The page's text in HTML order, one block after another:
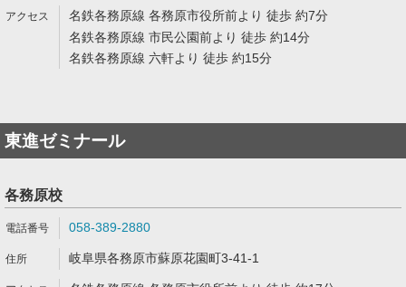
名鉄各務原線 各務原市役所前より 徒歩 約7分
名鉄各務原線 市民公園前より 徒歩 約14分
名鉄各務原線 六軒より 徒歩 約15分
東進ゼミナール
各務原校
058-389-2880
岐阜県各務原市蘇原花園町3-41-1